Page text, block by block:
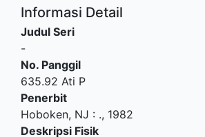
Informasi Detail
Judul Seri
-
No. Panggil
635.92 Ati P
Penerbit
Hoboken, NJ : ., 1982
Deskripsi Fisik